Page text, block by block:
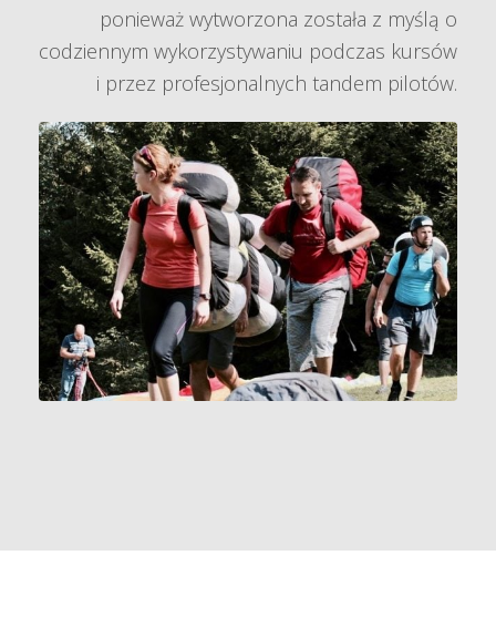
ponieważ wytworzona została z myślą o
codziennym wykorzystywaniu podczas kursów
i przez profesjonalnych tandem pilotów.